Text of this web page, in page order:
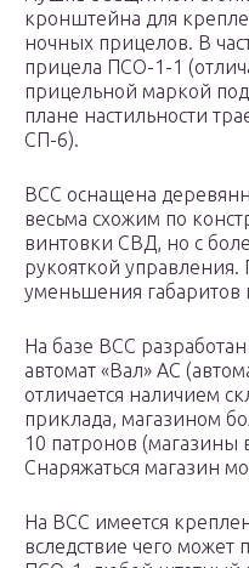
кронштейна для
ночных прицелов. В
прицела ПСО-1-1
прицельной маркой
плане настильности
СП-6).
ВСС оснащена
весьма схожим по
винтовки СВД, но с
рукояткой управления.
уменьшения
На базе ВСС
автомат «Вал» АС
отличается наличием
приклада, магазином
10 патронов
Снаряжаться магазин
На ВСС имеется
вследствие чего может